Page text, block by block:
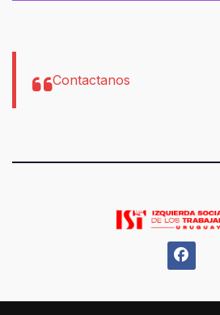
Contactanos